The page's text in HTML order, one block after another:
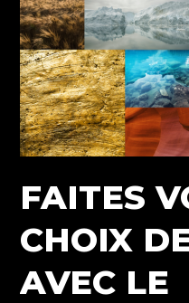
sur
les
fauteuils
de
terrasse
LAFUMA
Mobilier
FAITES
CHOIX
AVEC LE